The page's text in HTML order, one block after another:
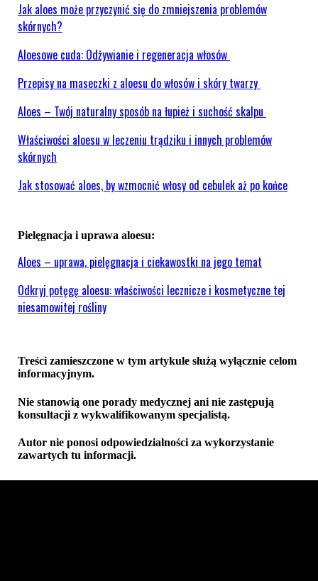
Jak aloes może przyczynić się do zmniejszenia problemów
skórnych?
Aloesowe cuda: Odżywianie i regeneracja włosów
Przepisy na maseczki z aloesu do włosów i skóry twarzy
Aloes – Twój naturalny sposób na łupież i suchość skalpu
Właściwości aloesu w leczeniu trądziku i innych problemów
skórnych
Jak stosować aloes, by wzmocnić włosy od cebulek aż po końce
Pielęgnacja i uprawa aloesu:
Aloes – uprawa, pielęgnacja i ciekawostki na jego temat
Odkryj potęgę aloesu: właściwości lecznicze i kosmetyczne tej
niesamowitej rośliny
Treści zamieszczone w tym artykule służą wyłącznie celom
informacyjnym.
Nie stanowią one porady medycznej ani nie zastępują
konsultacji z wykwalifikowanym specjalistą.
Autor nie ponosi odpowiedzialności za wykorzystanie
zawartych tu informacji.